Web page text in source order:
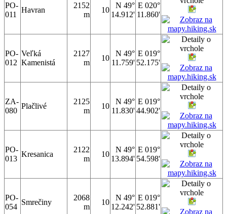
PO-
011
Havran
2152
m
10
N 49°
14.912'
E 020°
11.860'
PO-
012
Veľká
Kamenistá
2127
m
10
N 49°
11.759'
E 019°
52.175'
ZA-
080
Plačlivé
2125
m
10
N 49°
11.830'
E 019°
44.902'
PO-
013
Kresanica
2122
m
10
N 49°
13.894'
E 019°
54.598'
PO-
054
Smrečiny
2068
m
10
N 49°
12.242'
E 019°
52.881'